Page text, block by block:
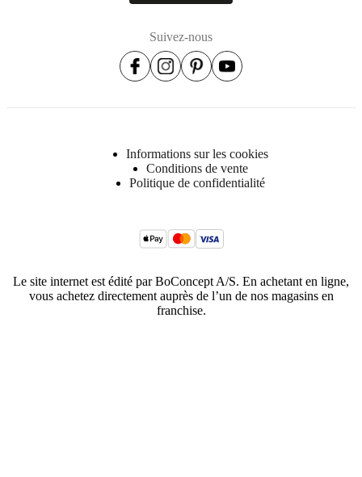
Suivez-nous
Informations sur les cookies
Conditions de vente
Politique de confidentialité
Le site internet est édité par BoConcept A/S. En achetant en ligne,
vous achetez directement auprès de l’un de nos magasins en
franchise.